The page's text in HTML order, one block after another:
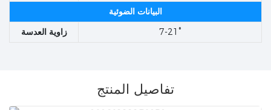
البيانات الضوئية
زاوية العدسة
7-21°
تفاصيل المنتج